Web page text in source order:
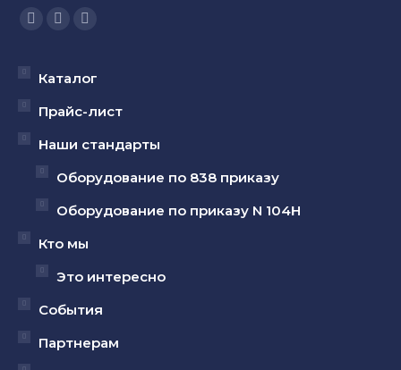
Ищите нас:
Страница
открывается
новом
окне
Страница
открывается
новом
окне
Страница
открывается
новом
окне
Каталог
Прайс-лист
Наши стандарты
Оборудование по 838 приказу
Оборудование по приказу N 104Н
Кто мы
Это интересно
События
Партнерам